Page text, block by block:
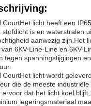
CourtHet licht heeft een
stofdicht is en waterstralen
aanwezig zijn.Het
6KV-Line-Line en 6KV-
tegen spanningstijgingen
CourtHet licht wordt
die de meeste industriële
ervoor dat het licht koel
legeringsmateriaal